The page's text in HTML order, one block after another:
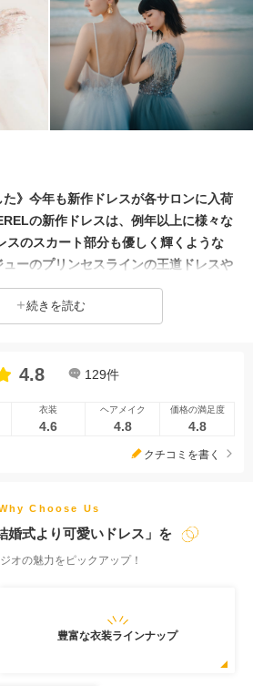
持ち込み衣装
衣装の試着
撮影
た》今年も新作ドレスが各サロンに入荷
の新作ドレスは、例年以上に様々な
スのスカート部分も優しく輝くような
ーのプリンセスラインの王道ドレスや
なるようなふんわりチュールのAライン
メイドラインのドレスもシンプルなデ
ウェディングをお迎えください。
続きを読む
4.8 129件
衣装
4.6
ヘアメイク
4.8
価格の満足度
4.8
クチコミを書く
Choose Us
婚式より可愛いドレス」を
オの魅力をピックアップ！
豊富な衣装ラインナップ